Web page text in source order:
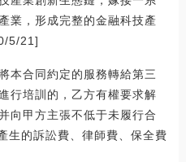
業，形成完整的金融科技產
5/21]
合同約定的服務轉給第三
行培訓的，乙方有權要求解
向甲方主張不低于未履行合
生的訴訟費、律師費、保全費